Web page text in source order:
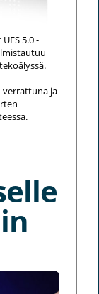
5.0 -
verrattuna ja